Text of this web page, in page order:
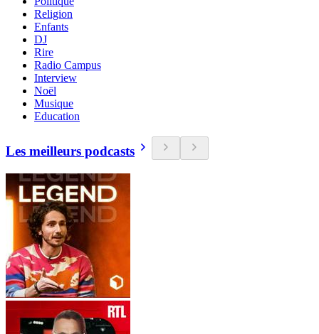
Religion
Enfants
DJ
Rire
Radio Campus
Interview
Noël
Musique
Education
Les meilleurs podcasts